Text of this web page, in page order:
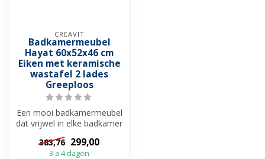
CREAVIT
Badkamermeubel
Hayat 60x52x46 cm
Eiken met keramische
wastafel 2 lades
Greeploos
Een mooi badkamermeubel
dat vrijwel in elke badkamer
stijlen past. De onderkast ...
383,76 299,00
3 a 4 dagen